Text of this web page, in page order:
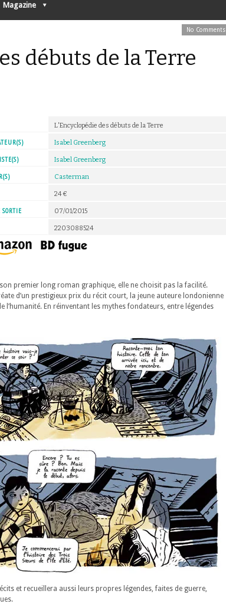
Magazine
No Comments
débuts de la Terre
L'Encyclopédie des débuts de la Terre
Isabel Greenberg
Isabel Greenberg
Casterman
24 €
SORTIE 07/01/2015
2203088524
premier long roman graphique, elle ne choisit pas la facilité.
d’un prestigieux prix du récit court, la jeune auteure londonienne
l’humanité. En réinventant les mythes fondateurs, entre légendes
et recueillera aussi leurs propres légendes, faites de guerre,